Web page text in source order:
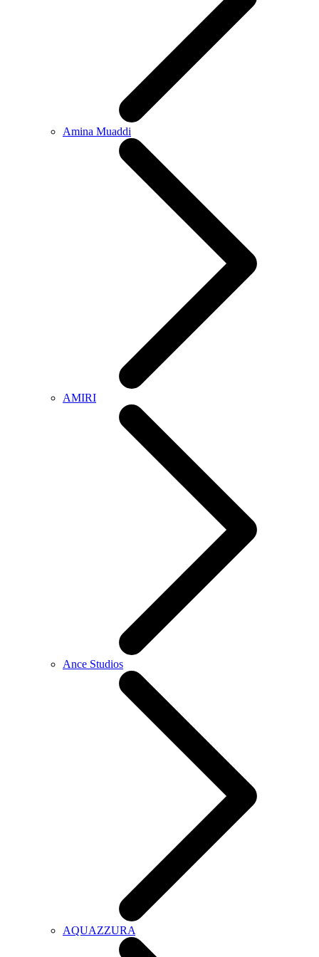
Amina Muaddi
AMIRI
Ance Studios
AQUAZZURA